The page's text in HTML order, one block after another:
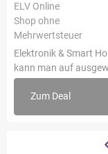
Elektronik & Smart
kann man auf
Zum Deal